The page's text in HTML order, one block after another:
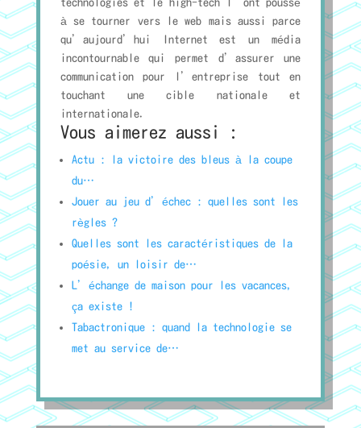
technologies et le high-tech l’ont poussé
à se tourner vers le web mais aussi parce
qu’aujourd’hui Internet est un média
incontournable qui permet d’assurer une
communication pour l’entreprise tout en
touchant une cible nationale et
internationale.
Vous aimerez aussi :
Actu : la victoire des bleus à la coupe
du…
Jouer au jeu d’échec : quelles sont les
règles ?
Quelles sont les caractéristiques de la
poésie, un loisir de…
L’échange de maison pour les vacances,
ça existe !
Tabactronique : quand la technologie se
met au service de…